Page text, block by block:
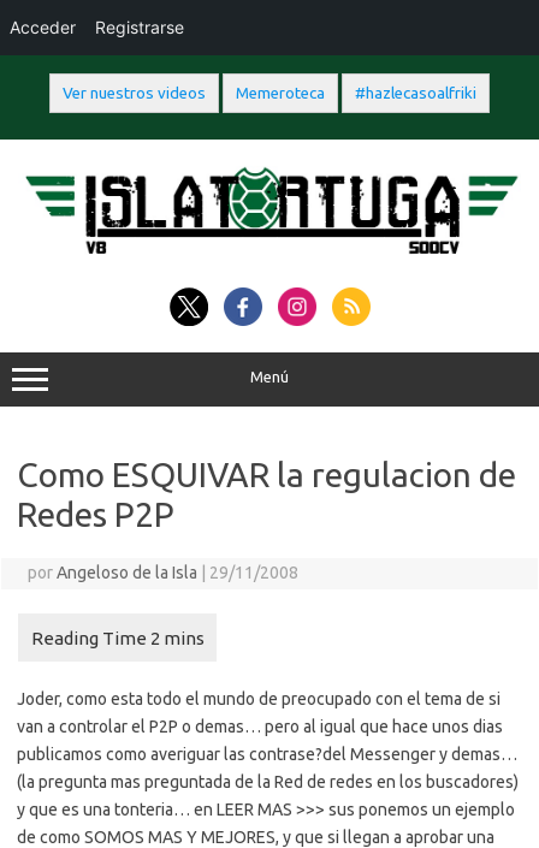
Ver nuestros videos Memeroteca #hazlecasoalfriki
contenido
Menú
Como ESQUIVAR la regulacion de
Redes P2P
porAngeloso de la Isla 29/11/2008
Joder, como esta todo el mundo de preocupado con el tema de si
van a controlar el P2P o demas… pero al igual que hace unos dias
publicamos como averiguar las contrase?del Messenger y demas…
(la pregunta mas preguntada de la Red de redes en los buscadores)
y que es una tonteria… en LEER MAS >>> sus ponemos un ejemplo
de como SOMOS MAS Y MEJORES, y que si llegan a aprobar una
Acceder Registrarse